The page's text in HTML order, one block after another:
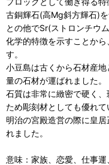
古銅輝石(高Mg斜方輝石)
との他でSr(ストロンチウ
化学的特徴を示すことか
す。
小豆島は古くから石材産
量の石材が運ばれました。
石質は非常に緻密で硬く
ため彫刻材としても優れて
明治の宮殿造営の際に皇
れました。
意味：家族、恋愛、仕事